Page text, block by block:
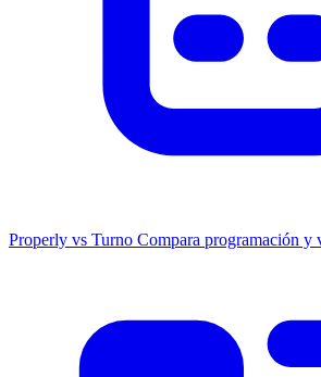
Properly vs Turno Compara programación y